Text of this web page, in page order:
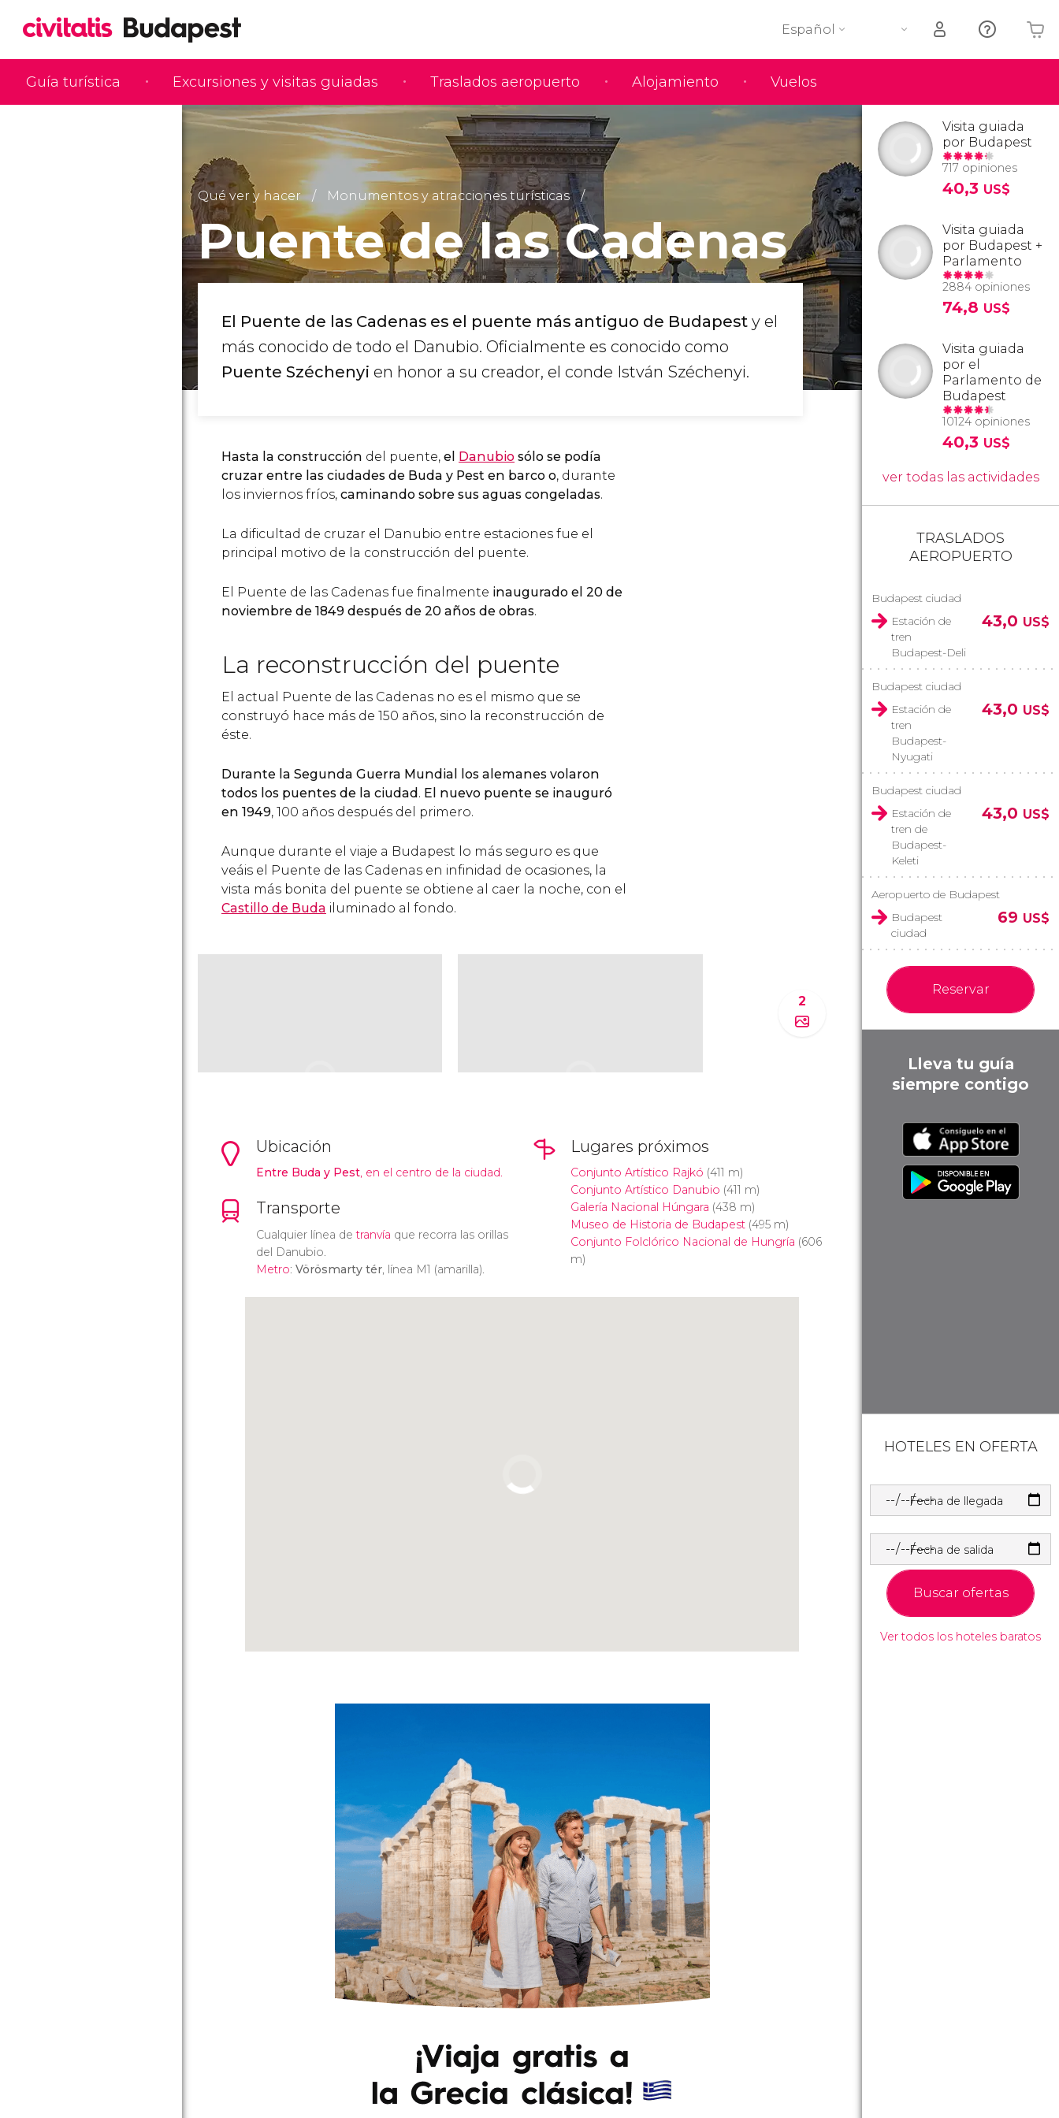
Guía turística Excursiones y visitas guiadas Traslados aeropuerto Alojamiento Vuelos
Español
Qué ver y hacer Monumentos y atracciones turísticas
Puente de las Cadenas
El Puente de las Cadenas es el puente más antiguo de Budapest y el
más conocido de todo el Danubio. Oficialmente es conocido como
Puente Széchenyi en honor a su creador, el conde István Széchenyi.
Hasta la construcción del puente, el Danubio sólo se podía
cruzar entre las ciudades de Buda y Pest en barco o, durante
los inviernos fríos, caminando sobre sus aguas congeladas.
La dificultad de cruzar el Danubio entre estaciones fue el
principal motivo de la construcción del puente.
El Puente de las Cadenas fue finalmente inaugurado el 20 de
noviembre de 1849 después de 20 años de obras.
La reconstrucción del puente
El actual Puente de las Cadenas no es el mismo que se
construyó hace más de 150 años, sino la reconstrucción de
éste.
Durante la Segunda Guerra Mundial los alemanes volaron
todos los puentes de la ciudad. El nuevo puente se inauguró
en 1949, 100 años después del primero.
Aunque durante el viaje a Budapest lo más seguro es que
veáis el Puente de las Cadenas en infinidad de ocasiones, la
vista más bonita del puente se obtiene al caer la noche, con el
Castillo de Buda iluminado al fondo.
2
Ubicación
Entre Buda y Pest, en el centro de la ciudad.
Transporte
Cualquier línea detranvía que recorra las orillas
del Danubio.
Metro: Vörösmarty tér, línea M1 (amarilla).
Lugares próximos
Conjunto Artístico Rajkó (411 m)
Conjunto Artístico Danubio (411 m)
Galería Nacional Húngara (438 m)
Museo de Historia de Budapest(495 m)
Conjunto Folclórico Nacional de Hungría (606
m)
Visita guiada
por Budapest
717 opiniones
40,3 US$
Visita guiada
por Budapest +
Parlamento
2884 opiniones
74,8 US$
Visita guiada
por el
Parlamento de
Budapest
10124 opiniones
40,3 US$
ver todas las actividades
TRASLADOS
AEROPUERTO
Budapest ciudad
Estación de
tren
Budapest-Deli
43,0 US$
Budapest ciudad
Estación de
tren
Budapest-
Nyugati
43,0 US$
Budapest ciudad
Estación de
tren de
Budapest-
Keleti
43,0 US$
Aeropuerto de Budapest
Budapest
ciudad
69 US$
Reservar
Lleva tu guía
siempre contigo
HOTELES EN OFERTA
Fecha de llegada
Fecha de salida
Buscar ofertas
Ver todos los hoteles baratos